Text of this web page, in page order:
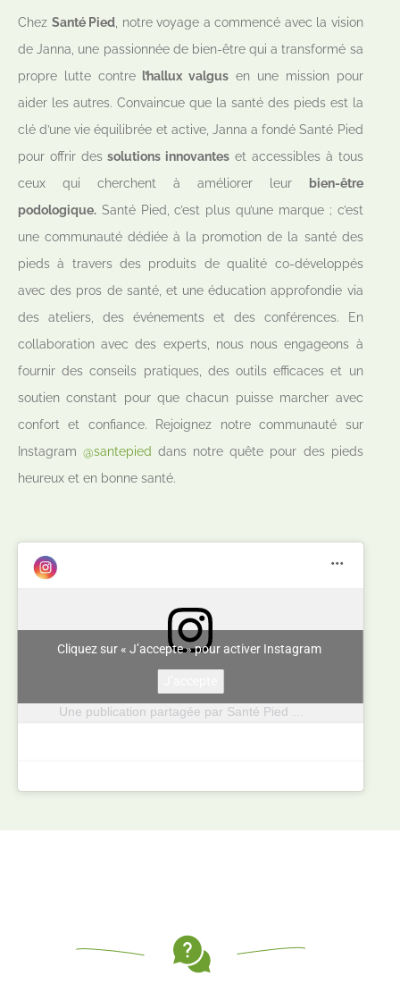
Chez Santé Pied , notre voyage a commencé avec la vision
de Janna, une passionnée de bien-être qui a transformé sa
propre lutte contre l’hallux valgus en une mission pour
aider les autres. Convaincue que la santé des pieds est la
clé d’une vie équilibrée et active, Janna a fondé Santé Pied
pour offrir dessolutions innovantes et accessibles à tous
ceux qui cherchent à améliorer leur
bien-être
podologique. Santé Pied, c’est plus qu’une marque ; c’est
une communauté dédiée à la promotion de la santé des
pieds à travers des produits de qualité co-développés
avec des pros de santé, et une éducation approfondie via
des ateliers, des événements et des conférences. En
collaboration avec des experts, nous nous engageons à
fournir des conseils pratiques, des outils efficaces et un
soutien constant pour que chacun puisse marcher avec
confort et confiance. Rejoignez notre communauté sur
Instagram@santepied dans notre quête pour des pieds
heureux et en bonne santé.
Cliquez sur « J’accepte » pour activer Instagram